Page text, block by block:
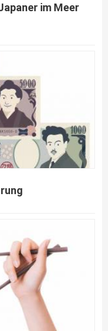
im Meer